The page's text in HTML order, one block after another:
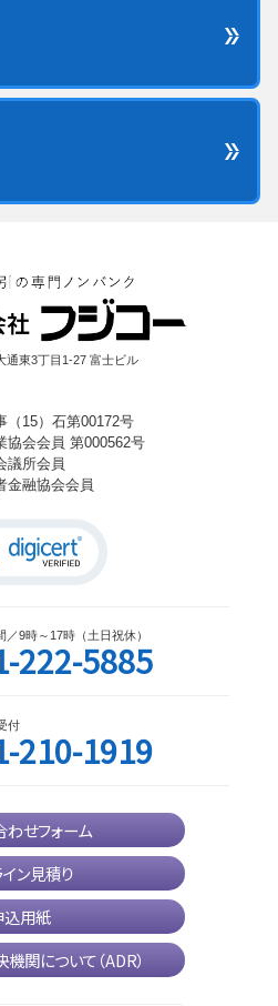
通東3丁目1-27 富士ビル
（15）石第00172号
協会会員 第000562号
議所会員
金融協会会員
／9時～17時（土日祝休）
222-5885
付
210-1919
わせフォーム
ン見積り
込用紙
関について（ADR）